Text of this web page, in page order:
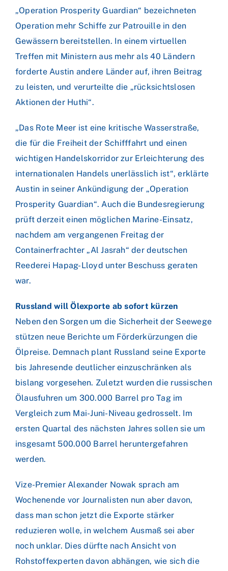
„Operation Prosperity Guardian“ bezeichneten
Operation mehr Schiffe zur Patrouille in den
Gewässern bereitstellen. In einem virtuellen
Treffen mit Ministern aus mehr als 40 Ländern
forderte Austin andere Länder auf, ihren Beitrag
zu leisten, und verurteilte die „rücksichtslosen
Aktionen der Huthi“.
„Das Rote Meer ist eine kritische Wasserstraße,
die für die Freiheit der Schifffahrt und einen
wichtigen Handelskorridor zur Erleichterung des
internationalen Handels unerlässlich ist“, erklärte
Austin in seiner Ankündigung der „Operation
Prosperity Guardian“. Auch die Bundesregierung
prüft derzeit einen möglichen Marine-Einsatz,
nachdem am vergangenen Freitag der
Containerfrachter „Al Jasrah“ der deutschen
Reederei Hapag-Lloyd unter Beschuss geraten
war.
Russland will Ölexporte ab sofort kürzen
Neben den Sorgen um die Sicherheit der Seewege
stützen neue Berichte um Förderkürzungen die
Ölpreise. Demnach plant Russland seine Exporte
bis Jahresende deutlicher einzuschränken als
bislang vorgesehen. Zuletzt wurden die russischen
Ölausfuhren um 300.000 Barrel pro Tag im
Vergleich zum Mai-Juni-Niveau gedrosselt. Im
ersten Quartal des nächsten Jahres sollen sie um
insgesamt 500.000 Barrel heruntergefahren
werden.
Vize-Premier Alexander Nowak sprach am
Wochenende vor Journalisten nun aber davon,
dass man schon jetzt die Exporte stärker
reduzieren wolle, in welchem Ausmaß sei aber
noch unklar. Dies dürfte nach Ansicht von
Rohstoffexperten davon abhängen, wie sich die